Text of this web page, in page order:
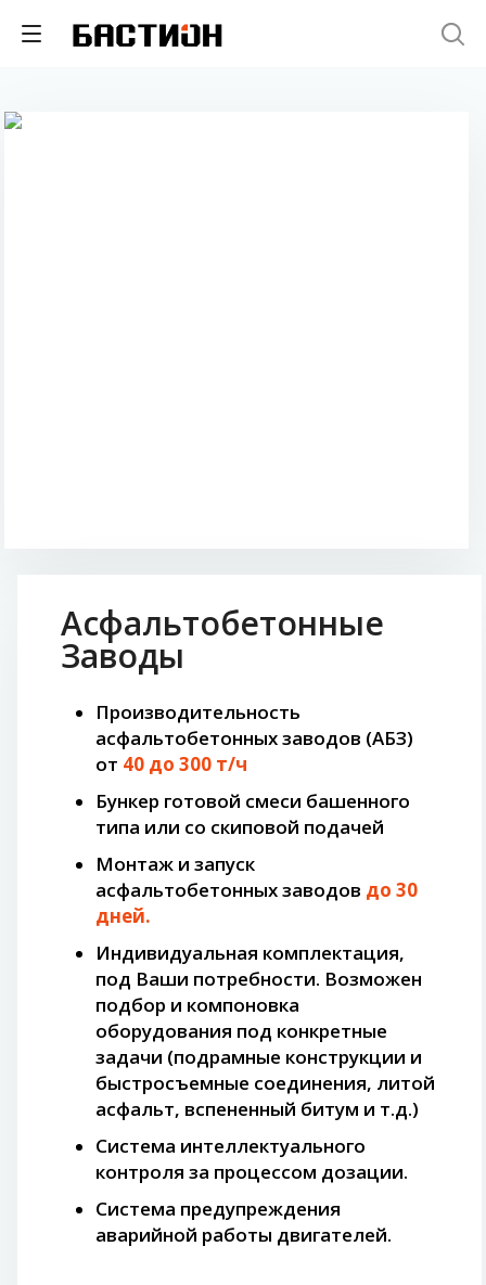
Асфальтобетонные
Заводы
Производительность
асфальтобетонных заводов (АБЗ)
от 40 до 300 т/ч
Бункер готовой смеси башенного
типа или со скиповой подачей
Монтаж и запуск
асфальтобетонных заводов до 30
дней.
Индивидуальная комплектация,
под Ваши потребности. Возможен
подбор и компоновка
оборудования под конкретные
задачи (подрамные конструкции и
быстросъемные соединения, литой
асфальт, вспененный битум и т.д.)
Система интеллектуального
контроля за процессом дозации.
Система предупреждения
аварийной работы двигателей.